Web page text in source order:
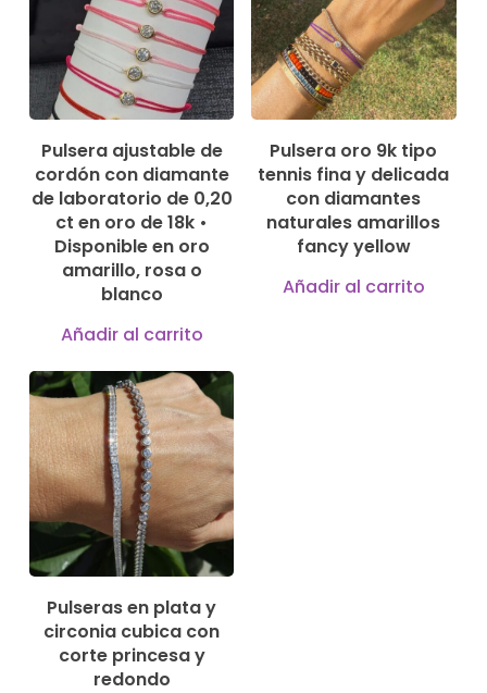
Pulsera ajustable de
cordón con diamante
de laboratorio de 0,20
ct en oro de 18k •
Disponible en oro
amarillo, rosa o
blanco
Añadir al carrito
Pulsera oro 9k tipo
tennis fina y delicada
con diamantes
naturales amarillos
fancy yellow
Añadir al carrito
144,00€
Pulseras en plata y
circonia cubica con
corte princesa y
redondo